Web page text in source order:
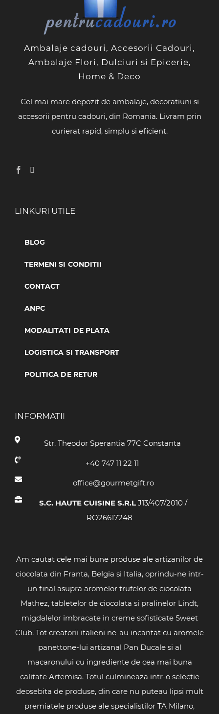
Ambalaje cadouri, Accesorii Cadouri,
Ambalaje Flori, Dulciuri si Epicerie,
Home & Deco
Cel mai mare depozit de ambalaje, decoratiuni si
accesorii pentru cadouri, din Romania. Livram prin
curierat rapid, simplu si eficient.
LINKURI UTILE
BLOG
TERMENI SI CONDITII
CONTACT
ANPC
MODALITATI DE PLATA
LOGISTICA SI TRANSPORT
POLITICA DE RETUR
INFORMATII
Str. Theodor Sperantia 77C Constanta
+40 747 11 22 11
office@gourmetgift.ro
S.C. HAUTE CUISINE S.R.L J13/407/2010 /
RO26617248
Am cautat cele mai bune produse ale artizanilor de
ciocolata din Franta, Belgia si Italia, oprindu-ne intr-
un final asupra aromelor trufelor de ciocolata
Mathez, tabletelor de ciocolata si pralinelor Lindt,
migdalelor imbracate in creme sofisticate Sweet
Club. Tot creatorii italieni ne-au incantat cu aromele
panettone-lui artizanal Pan Ducale si al
macaronului cu ingrediente de cea mai buna
calitate Artemisa. Totul culmineaza intr-o selectie
deosebita de produse, din care nu puteau lipsi mult
premiatele produse ale specialistilor TA Milano,